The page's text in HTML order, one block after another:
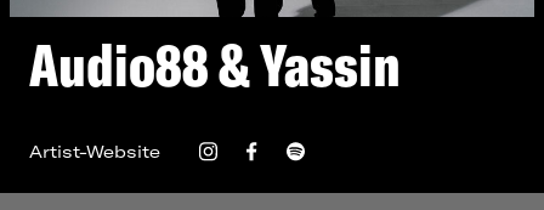
Audio88 & Yassin
Artist-Website